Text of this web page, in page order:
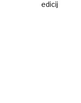
edicij